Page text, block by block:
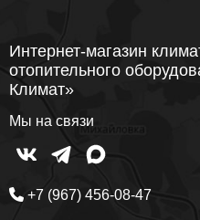
Интернет-магазин
отопительного
Климат»
Мы на связи
+7 (967) 456-08-47